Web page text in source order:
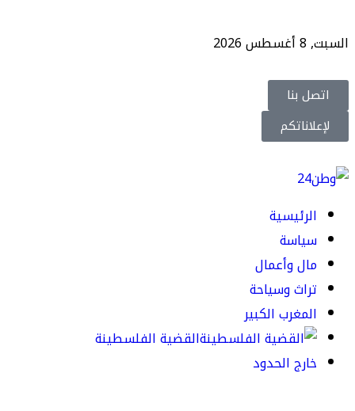
السبت, 8 أغسطس 2026
اتصل بنا
لإعلاناتكم
الرئيسية
سياسة
مال وأعمال
تراث وسياحة
المغرب الكبير
القضية الفلسطينة
خارج الحدود